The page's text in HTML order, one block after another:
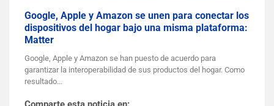
Google, Apple y Amazon se unen para conectar los
dispositivos del hogar bajo una misma plataforma:
Matter
Google, Apple y Amazon se han puesto de acuerdo para
garantizar la interoperabilidad de sus productos del hogar. Como
resultado…